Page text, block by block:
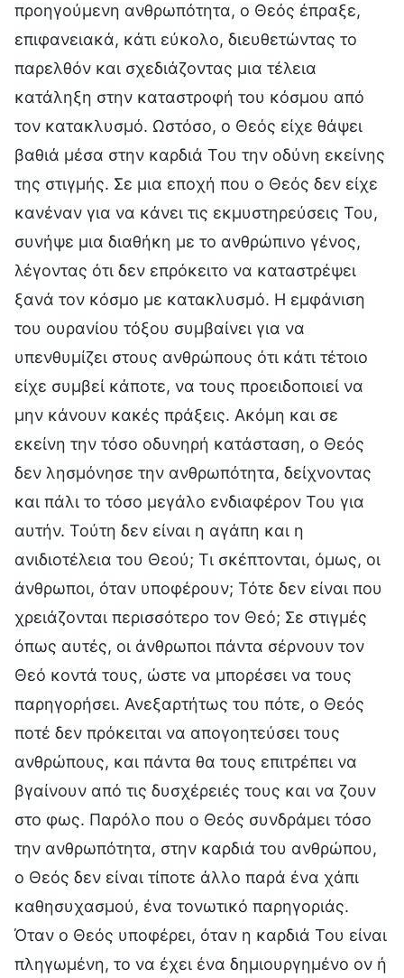
προηγούμενη ανθρωπότητα, ο Θεός έπραξε,
επιφανειακά, κάτι εύκολο, διευθετώντας το
παρελθόν και σχεδιάζοντας μια τέλεια
κατάληξη στην καταστροφή του κόσμου από
τον κατακλυσμό. Ωστόσο, ο Θεός είχε θάψει
βαθιά μέσα στην καρδιά Του την οδύνη εκείνης
της στιγμής. Σε μια εποχή που ο Θεός δεν είχε
κανέναν για να κάνει τις εκμυστηρεύσεις Του,
συνήψε μια διαθήκη με το ανθρώπινο γένος,
λέγοντας ότι δεν επρόκειτο να καταστρέψει
ξανά τον κόσμο με κατακλυσμό. Η εμφάνιση
του ουρανίου τόξου συμβαίνει για να
υπενθυμίζει στους ανθρώπους ότι κάτι τέτοιο
είχε συμβεί κάποτε, να τους προειδοποιεί να
μην κάνουν κακές πράξεις. Ακόμη και σε
εκείνη την τόσο οδυνηρή κατάσταση, ο Θεός
δεν λησμόνησε την ανθρωπότητα, δείχνοντας
και πάλι το τόσο μεγάλο ενδιαφέρον Του για
αυτήν. Τούτη δεν είναι η αγάπη και η
ανιδιοτέλεια του Θεού; Τι σκέπτονται, όμως, οι
άνθρωποι, όταν υποφέρουν; Τότε δεν είναι που
χρειάζονται περισσότερο τον Θεό; Σε στιγμές
όπως αυτές, οι άνθρωποι πάντα σέρνουν τον
Θεό κοντά τους, ώστε να μπορέσει να τους
παρηγορήσει. Ανεξαρτήτως του πότε, ο Θεός
ποτέ δεν πρόκειται να απογοητεύσει τους
ανθρώπους, και πάντα θα τους επιτρέπει να
βγαίνουν από τις δυσχέρειές τους και να ζουν
στο φως. Παρόλο που ο Θεός συνδράμει τόσο
την ανθρωπότητα, στην καρδιά του ανθρώπου,
ο Θεός δεν είναι τίποτε άλλο παρά ένα χάπι
καθησυχασμού, ένα τονωτικό παρηγοριάς.
Όταν ο Θεός υποφέρει, όταν η καρδιά Του είναι
πληγωμένη, το να έχει ένα δημιουργημένο ον ή